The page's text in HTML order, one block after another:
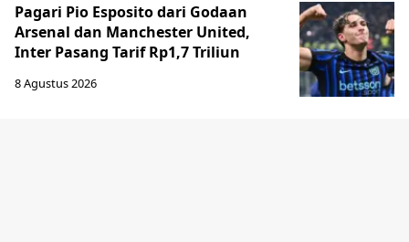
Pagari Pio Esposito dari Godaan
Arsenal dan Manchester United,
Inter Pasang Tarif Rp1,7 Triliun
8 Agustus 2026